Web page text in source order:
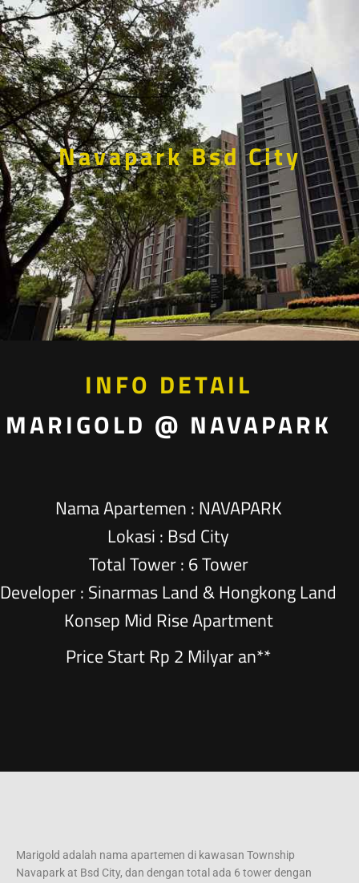
Navapark Bsd City
INFO DETAIL
MARIGOLD @ NAVAPARK
Nama Apartemen : NAVAPARK
Lokasi : Bsd City
Total Tower : 6 Tower
Developer : Sinarmas Land & Hongkong Land
Konsep Mid Rise Apartment
Price Start Rp 2 Milyar an**
Marigold adalah nama apartemen di kawasan Township
Navapark at Bsd City, dan dengan total ada 6 tower dengan